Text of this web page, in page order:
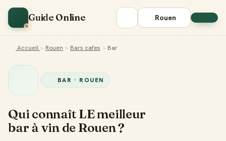
Guide Online Rouen
Accueil > Rouen > Bars cafes > Bar
BAR · ROUEN
Qui connaît LE meilleur
bar à vin de Rouen ?